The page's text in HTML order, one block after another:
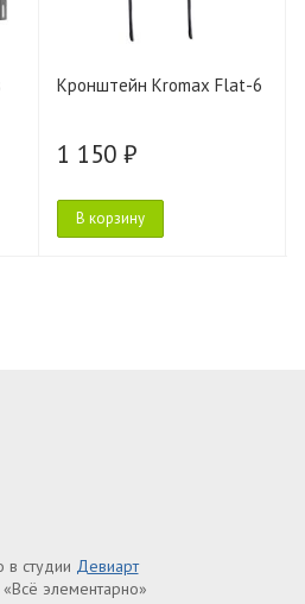
Кронштейн Kromax Flat-6
1 150 ₽
В корзину
в студии Девиарт
элементарно»